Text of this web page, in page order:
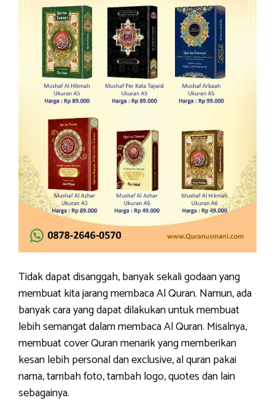
Tidak dapat disanggah, banyak sekali godaan yang
membuat kita jarang membaca Al Quran. Namun, ada
banyak cara yang dapat dilakukan untuk membuat
lebih semangat dalam membaca Al Quran. Misalnya,
membuat cover Quran menarik yang memberikan
kesan lebih personal dan exclusive, al quran pakai
nama, tambah foto, tambah logo, quotes dan lain
sebagainya.